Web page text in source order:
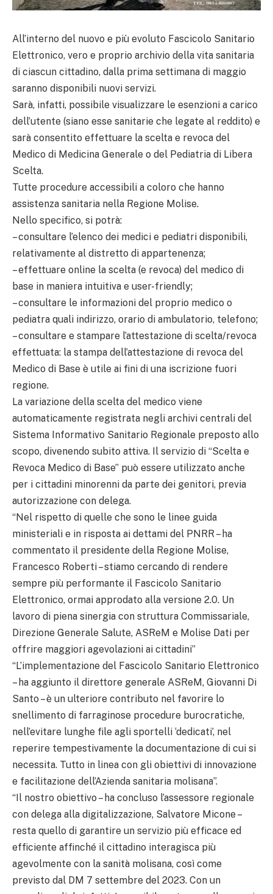
All’interno del nuovo e più evoluto Fascicolo Sanitario
Elettronico, vero e proprio archivio della vita sanitaria
di ciascun cittadino, dalla prima settimana di maggio
saranno disponibili nuovi servizi.
Sarà, infatti, possibile visualizzare le esenzioni a carico
dell’utente (siano esse sanitarie che legate al reddito) e
sarà consentito effettuare la scelta e revoca del
Medico di Medicina Generale o del Pediatria di Libera
Scelta.
Tutte procedure accessibili a coloro che hanno
assistenza sanitaria nella Regione Molise.
Nello specifico, si potrà:
– consultare l’elenco dei medici e pediatri disponibili,
relativamente al distretto di appartenenza;
– effettuare online la scelta (e revoca) del medico di
base in maniera intuitiva e user-friendly;
– consultare le informazioni del proprio medico o
pediatra quali indirizzo, orario di ambulatorio, telefono;
– consultare e stampare l’attestazione di scelta/revoca
effettuata: la stampa dell’attestazione di revoca del
Medico di Base è utile ai fini di una iscrizione fuori
regione.
La variazione della scelta del medico viene
automaticamente registrata negli archivi centrali del
Sistema Informativo Sanitario Regionale preposto allo
scopo, divenendo subito attiva. Il servizio di “Scelta e
Revoca Medico di Base” può essere utilizzato anche
per i cittadini minorenni da parte dei genitori, previa
autorizzazione con delega.
“Nel rispetto di quelle che sono le linee guida
ministeriali e in risposta ai dettami del PNRR – ha
commentato il presidente della Regione Molise,
Francesco Roberti – stiamo cercando di rendere
sempre più performante il Fascicolo Sanitario
Elettronico, ormai approdato alla versione 2.0. Un
lavoro di piena sinergia con struttura Commissariale,
Direzione Generale Salute, ASReM e Molise Dati per
offrire maggiori agevolazioni ai cittadini”
“L’implementazione del Fascicolo Sanitario Elettronico
– ha aggiunto il direttore generale ASReM, Giovanni Di
Santo – è un ulteriore contributo nel favorire lo
snellimento di farraginose procedure burocratiche,
nell’evitare lunghe file agli sportelli ‘dedicati’, nel
reperire tempestivamente la documentazione di cui si
necessita. Tutto in linea con gli obiettivi di innovazione
e facilitazione dell’Azienda sanitaria molisana”.
“Il nostro obiettivo – ha concluso l’assessore regionale
con delega alla digitalizzazione, Salvatore Micone –
resta quello di garantire un servizio più efficace ed
efficiente affinché il cittadino interagisca più
agevolmente con la sanità molisana, così come
previsto dal DM 7 settembre del 2023. Con un